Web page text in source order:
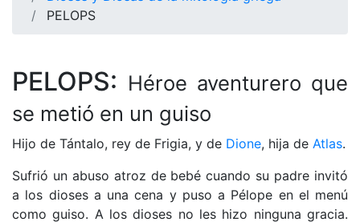
PELOPS
PELOPS: Héroe aventurero que
se metió en un guiso
Hijo de Tántalo, rey de Frigia, y de Dione, hija de Atlas.
Sufrió un abuso atroz de bebé cuando su padre invitó
a los dioses a una cena y puso a Pélope en el menú
como guiso. A los dioses no les hizo ninguna gracia.